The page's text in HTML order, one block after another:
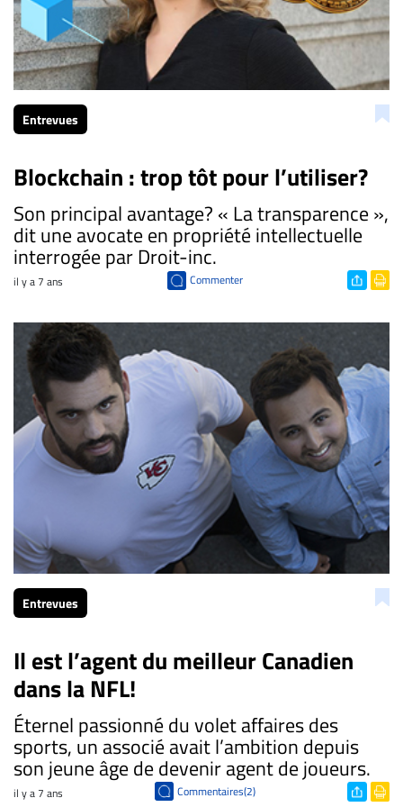
Entrevues
Blockchain : trop tôt pour l’utiliser?
Son principal avantage? « La transparence »,
dit une avocate en propriété intellectuelle
interrogée par Droit-inc.
il y a 7 ans Commenter
Entrevues
Il est l’agent du meilleur Canadien
dans la NFL!
Éternel passionné du volet affaires des
sports, un associé avait l’ambition depuis
son jeune âge de devenir agent de joueurs.
il y a 7 ans Commentaires(2)